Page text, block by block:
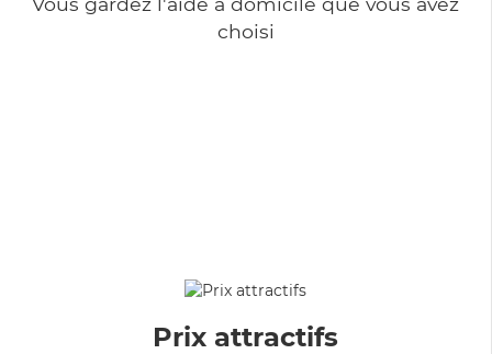
choisi
Prix attractifs